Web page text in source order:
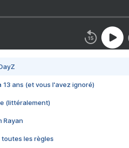
13 ans (et vous l'avez ignoré)
(littéralement)
Rayan
toutes les règles